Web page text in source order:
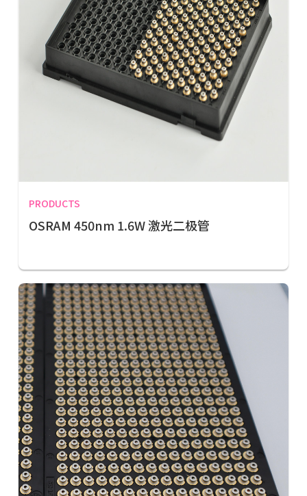
PRODUCTS
OSRAM 450nm 1.6W 激光二极管